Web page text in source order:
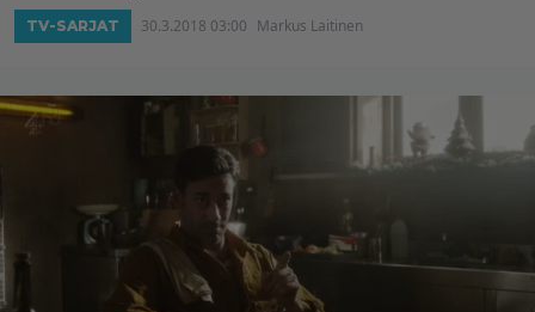
TV-SARJAT 30.3.2018 03:00 Markus Laitinen